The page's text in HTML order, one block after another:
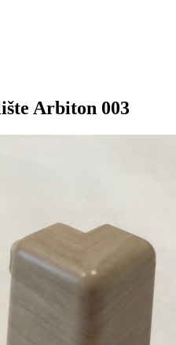
Arbiton 003